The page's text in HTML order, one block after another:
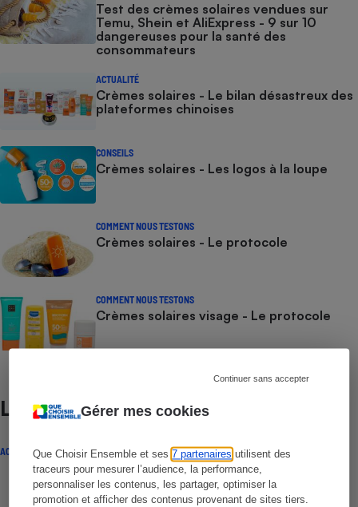
Gérer mes cookies
Que Choisir Ensemble et ses7 partenaires utilisent des
traceurs pour mesurer l’audience, la performance,
personnaliser les contenus, les partager, optimiser la
promotion et afficher des contenus provenant de sites tiers.
Continuer sans accepter
Test des crèmes solaires vendues sur
Temu, Shein et AliExpress - 9 sur 10
dangereuses pour la santé des
consommateurs
ACTUALITÉ
Crèmes solaires - Le bilan désastreux des
plateformes chinoises
CONSEILS
Crèmes solaires - Les logos à la loupe
COMMENT NOUS TESTONS
Crèmes solaires - Le protocole
COMMENT NOUS TESTONS
Crèmes solaires visage - Le protocole
Lire aussi
ACTUALITÉ